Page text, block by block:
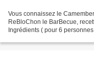
Vous connaissez le
ReBloChon le BarBecue,
Ingrédients ( pour 6